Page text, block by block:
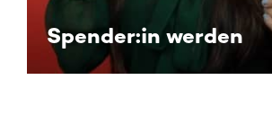
Spender:in werden